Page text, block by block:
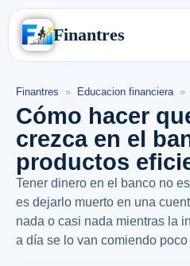
Finantres
Finantres » Educacion financiera »
Cómo hacer
crezca en el
productos
Tener dinero en el banco no
es dejarlo muerto en una
nada o casi nada mientras la
a día se lo van comiendo poco